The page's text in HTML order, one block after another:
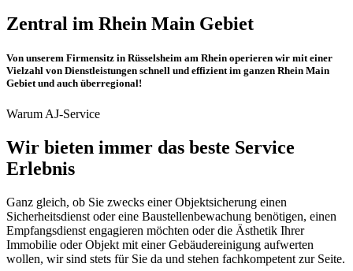
Zentral im Rhein Main Gebiet
Von unserem Firmensitz in Rüsselsheim am Rhein operieren wir mit einer
Vielzahl von Dienstleistungen schnell und effizient im ganzen Rhein Main
Gebiet und auch überregional!
Warum AJ-Service
Wir bieten immer das beste Service
Erlebnis
Ganz gleich, ob Sie zwecks einer Objektsicherung einen
Sicherheitsdienst oder eine Baustellenbewachung benötigen, einen
Empfangsdienst engagieren möchten oder die Ästhetik Ihrer
Immobilie oder Objekt mit einer Gebäudereinigung aufwerten
wollen, wir sind stets für Sie da und stehen fachkompetent zur Seite.